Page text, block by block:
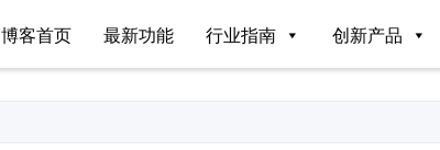
博客首页 最新功能 行业指南 创新产品